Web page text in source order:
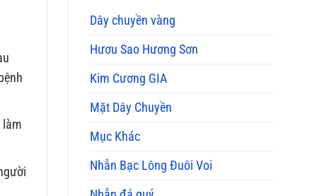
làm
Dây chuyền vàng
Hươu Sao Hương Sơn
Kim Cương GIA
Mặt Dây Chuyền
Mục Khác
Nhẫn Bạc Lông Đuôi Voi